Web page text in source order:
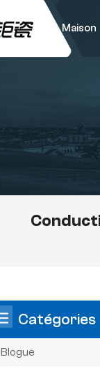
Maison
Catégories
Blogue